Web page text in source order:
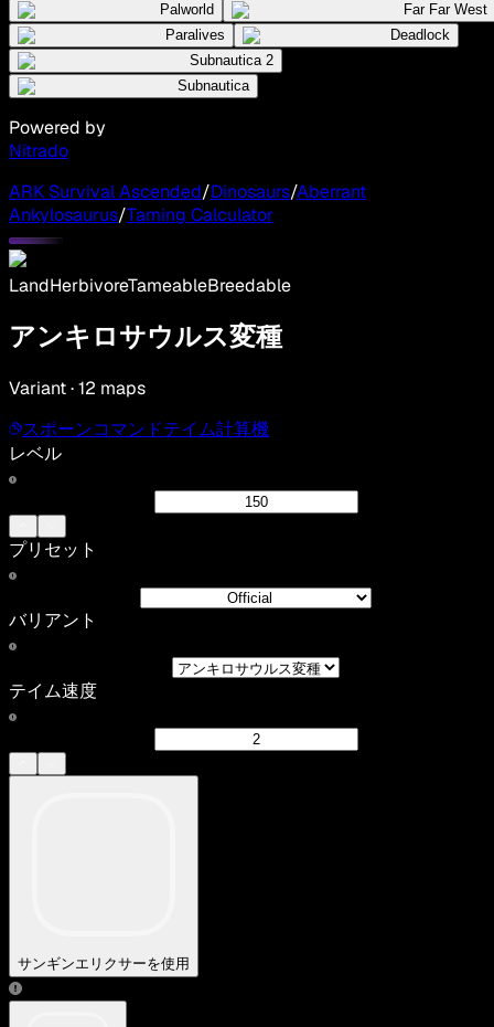
Palworld
Far Far West
Paralives
Deadlock
Subnautica 2
Subnautica
Powered by
Nitrado
ARK Survival Ascended/Dinosaurs/Aberrant
Ankylosaurus/Taming Calculator
LandHerbivoreTameableBreedable
アンキロサウルス変種
Variant · 12 maps
スポーンコマンドテイム計算機
レベル
プリセット
バリアント
テイム速度
サンギンエリクサーを使用